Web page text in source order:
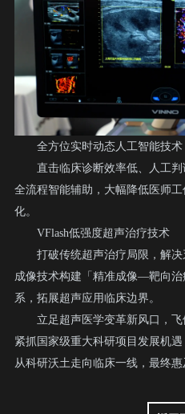
全方位实时动态人工智能技术
直击临床诊断效率低、人工
全流程智能辅助，大幅降低医师
化。
VFlash低强度超声治疗技术
打破传统超声治疗局限，解
成像技术构建「精准成像—靶向
系，拓展超声应用临床边界。
立足超声医学变革新风口，
紧抓国家级重大科研项目发展机
从科研沃土走向临床一线，最终惠